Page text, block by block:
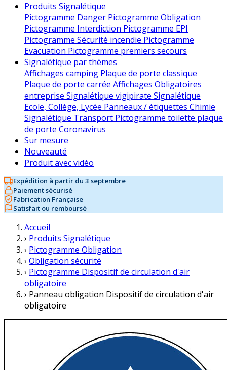
Produits Signalétique
Pictogramme Danger Pictogramme Obligation
Pictogramme Interdiction Pictogramme EPI
Pictogramme Sécurité incendie Pictogramme
Evacuation Pictogramme premiers secours
Signalétique par thèmes
Affichages camping Plaque de porte classique
Plaque de porte carrée Affichages Obligatoires
entreprise Signalétique vigipirate Signalétique
Ecole, Collège, Lycée Panneaux / étiquettes Chimie
Signalétique Transport Pictogramme toilette plaque
de porte Coronavirus
Sur mesure
Nouveauté
Produit avec vidéo
Expédition à partir du 3 septembre
Paiement sécurisé
Fabrication Française
Satisfait ou remboursé
Accueil
› Produits Signalétique
› Pictogramme Obligation
› Obligation sécurité
› Pictogramme Dispositif de circulation d'air
obligatoire
› Panneau obligation Dispositif de circulation d'air
obligatoire